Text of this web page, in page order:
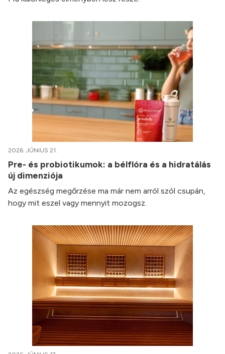
2026. JÚNIUS 21.
Pre- és probiotikumok: a bélflóra és a hidratálás
új dimenziója
Az egészség megőrzése ma már nem arról szól csupán,
hogy mit eszel vagy mennyit mozogsz.